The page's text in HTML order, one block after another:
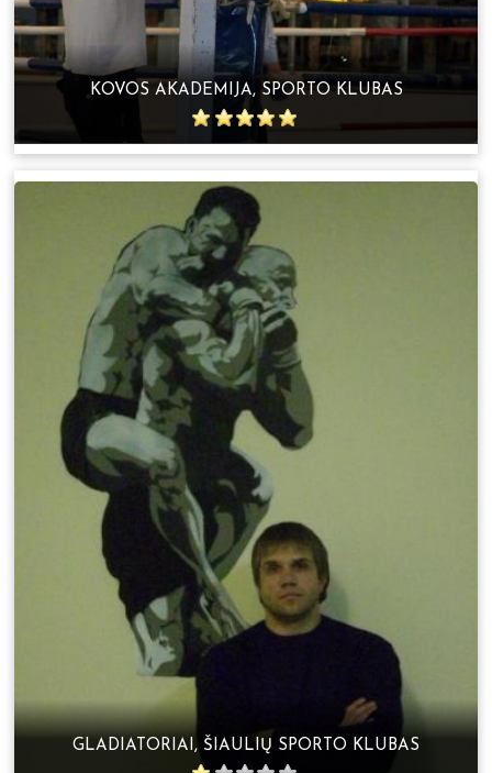
KOVOS AKADEMIJA, SPORTO KLUBAS
GLADIATORIAI, ŠIAULIŲ SPORTO KLUBAS